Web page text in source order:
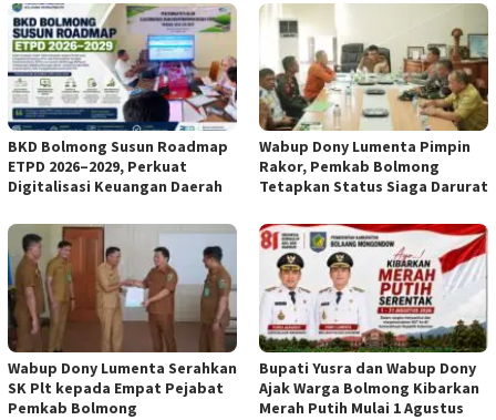
BKD Bolmong Susun Roadmap
ETPD 2026–2029, Perkuat
Digitalisasi Keuangan Daerah
Wabup Dony Lumenta Pimpin
Rakor, Pemkab Bolmong
Tetapkan Status Siaga Darurat
Wabup Dony Lumenta Serahkan
SK Plt kepada Empat Pejabat
Pemkab Bolmong
Bupati Yusra dan Wabup Dony
Ajak Warga Bolmong Kibarkan
Merah Putih Mulai 1 Agustus